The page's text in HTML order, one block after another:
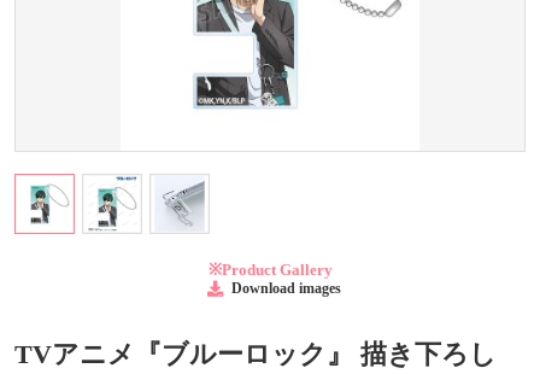
※Product Gallery
Download images
TVアニメ『ブルーロック』 描き下ろし